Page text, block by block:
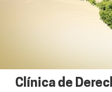
Clínica de